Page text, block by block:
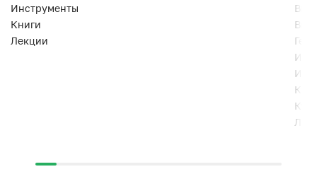
Инструменты
Книги
Лекции